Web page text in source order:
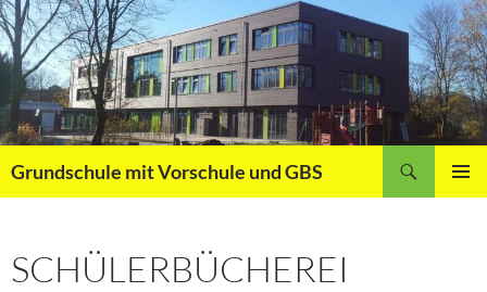
Zum
Inhalt
springen
Grundschule mit Vorschule und GBS
SCHÜLERBÜCHEREI